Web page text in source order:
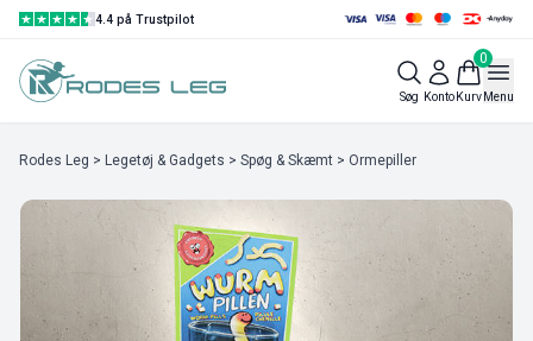
4.4 på Trustpilot
Søg Konto
0
KurvMenu
Rodes Leg > Legetøj & Gadgets > Spøg & Skæmt > Ormepiller